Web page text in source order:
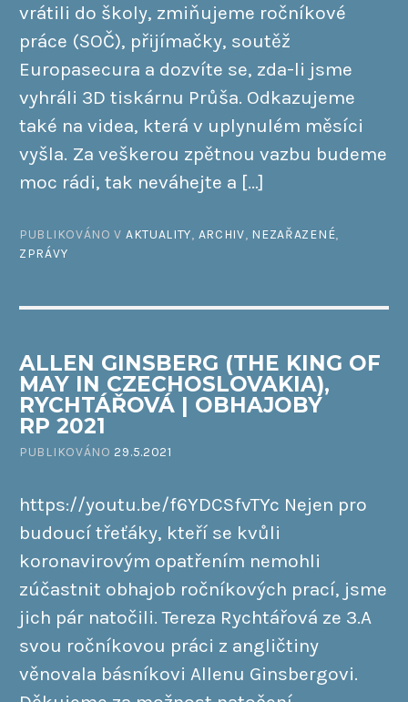
vrátili do školy, zmiňujeme ročníkové
práce (SOČ), přijímačky, soutěž
Europasecura a dozvíte se, zda-li jsme
vyhráli 3D tiskárnu Průša. Odkazujeme
také na videa, která v uplynulém měsíci
vyšla. Za veškerou zpětnou vazbu budeme
moc rádi, tak neváhejte a […]
PUBLIKOVÁNO V AKTUALITY, ARCHIV, NEZAŘAZENÉ,
ZPRÁVY
ALLEN GINSBERG (THE KING OF
MAY IN CZECHOSLOVAKIA),
RYCHTÁŘOVÁ | OBHAJOBY
RP 2021
PUBLIKOVÁNO 29.5.2021
https://youtu.be/f6YDCSfvTYc Nejen pro
budoucí třeťáky, kteří se kvůli
koronavirovým opatřením nemohli
zúčastnit obhajob ročníkových prací, jsme
jich pár natočili. Tereza Rychtářová ze 3.A
svou ročníkovou práci z angličtiny
věnovala básníkovi Allenu Ginsbergovi.